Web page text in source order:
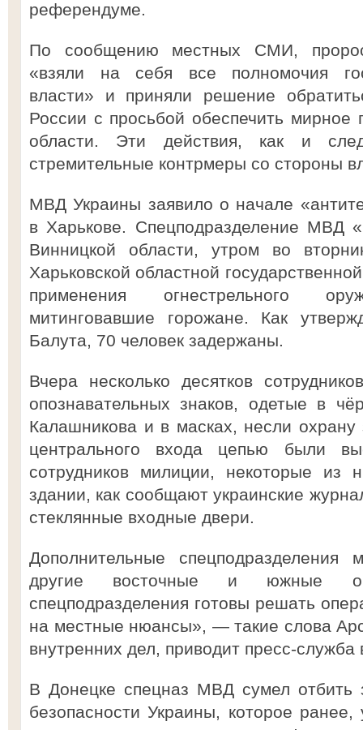
референдуме.
По сообщению местных СМИ,
«взяли на себя все полномочия
власти» и приняли решение
России с просьбой обеспечить
области. Эти действия, как и
стремительные контрмеры со стороны
МВД Украины заявило о начале
в Харькове. Спецподразделение МВД
Винницкой области, утром во
Харьковской областной
применения огнестрельного
митинговавшие горожане. Как
Балута, 70 человек задержаны.
Вчера несколько десятков
опознавательных знаков, одетые в
Калашникова и в масках, несли охрану
центрального входа цепью были
сотрудников милиции, некоторые из
здании, как сообщают украинские
стеклянные входные двери.
Дополнительные
другие восточные и южные
спецподразделения готовы решать
на местные нюансы», — такие слова
внутренних дел, приводит пресс-служба
В Донецке спецназ МВД сумел отбить
безопасности Украины, которое